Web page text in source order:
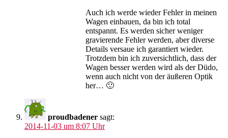
Auch ich werde wieder Fehler in meinen
Wagen einbauen, da bin ich total
entspannt. Es werden sicher weniger
gravierende Fehler werden, aber diverse
Details versaue ich garantiert wieder.
Trotzdem bin ich zuversichtlich, dass der
Wagen besser werden wird als der Düdo,
wenn auch nicht von der äußeren Optik
her… 🙂
proudbadener sagt:
2014-11-03 um 8:07 Uhr